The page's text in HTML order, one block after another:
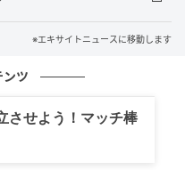
※エキサイトニュースに移動します
ンツ
させよう！マッチ棒